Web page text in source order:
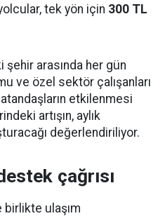
tek yön için 300 TL
şehir arasında her gün
ve özel sektör çalışanları
etkilenmesi
artışın, aylık
değerlendiriliyor.
çağrısı
ulaşım